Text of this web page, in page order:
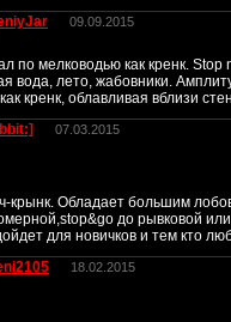
09.09.2015
по мелководью как кренк.
вода, лето, жабовники.
кренк, облавливая вблизи
07.03.2015
крынк. Обладает большим
до рывковой
для новичков и тем кто
18.02.2015